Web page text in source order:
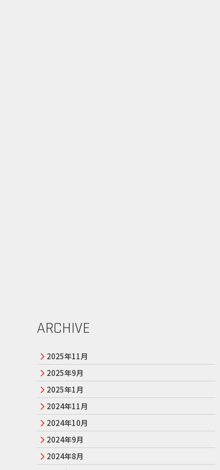
ARCHIVE
2025年11月
2025年9月
2025年1月
2024年11月
2024年10月
2024年9月
2024年8月